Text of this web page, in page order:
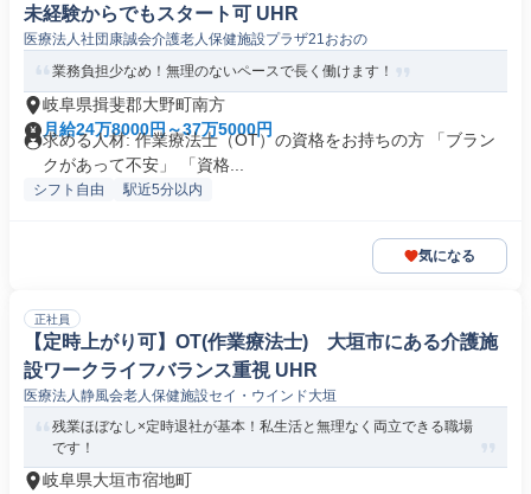
未経験からでもスタート可 UHR
医療法人社団康誠会介護老人保健施設プラザ21おおの
業務負担少なめ！無理のないペースで長く働けます！
岐阜県揖斐郡大野町南方
月給24万8000円～37万5000円
求める人材: 作業療法士（OT）の資格をお持ちの方 「ブラン
クがあって不安」 「資格...
シフト自由 駅近5分以内
気になる
正社員
【定時上がり可】OT(作業療法士) 大垣市にある介護施
設ワークライフバランス重視 UHR
医療法人静風会老人保健施設セイ・ウインド大垣
残業ほぼなし×定時退社が基本！私生活と無理なく両立できる職場
です！
岐阜県大垣市宿地町